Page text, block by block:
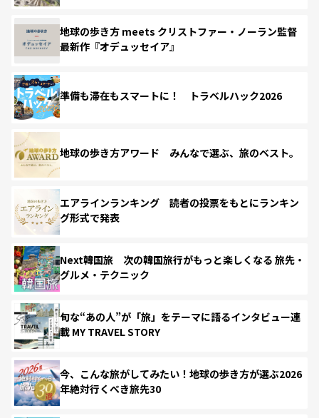
地球の歩き方 meets クリストファー・ノーラン監督
最新作『オデュッセイア』
準備も滞在もスマートに！ トラベルハック2026
地球の歩き方アワード みんなで選ぶ、旅のベスト。
エアラインランキング 読者の投票をもとにランキン
グ形式で発表
Next韓国旅 次の韓国旅行がもっと楽しくなる 旅先・
グルメ・テクニック
旬な“あの人”が「旅」をテーマに語るインタビュー連
載 MY TRAVEL STORY
今、こんな旅がしてみたい！地球の歩き方が選ぶ2026
年絶対行くべき旅先30